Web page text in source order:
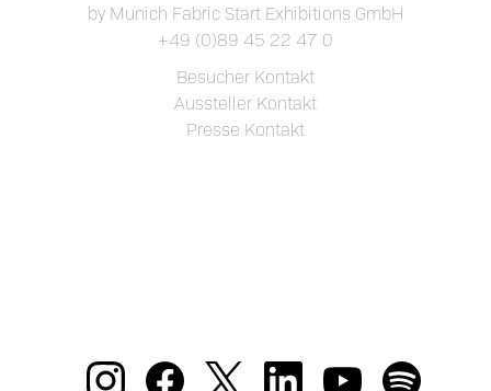
by Munich Fabric Start Exhibitions GmbH
+49 (0)89 45 22 47 0
Besucher Kontakt
Aussteller Kontakt
Presse Kontakt